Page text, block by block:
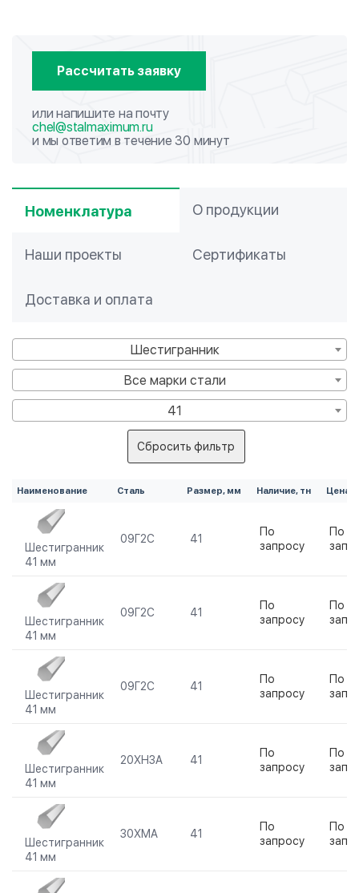
Рассчитать заявку
или напишите на почту
chel@stalmaximum.ru
и мы ответим в течение 30 минут
Номенклатура О продукции
Наши проекты Сертификаты
Доставка и оплата
Шестигранник
Все марки стали
41
Сбросить фильтр
Наименование Сталь Размер, мм Наличие, тн Цена,
Шестигранник
41 мм
09Г2С 41
По
запросу
По
Шестигранник
41 мм
09Г2С 41
По
запросу
По
Шестигранник
41 мм
09Г2С 41
По
запросу
По
Шестигранник
41 мм
20ХН3А 41
По
запросу
По
Шестигранник
41 мм
30ХМА 41
По
запросу
По